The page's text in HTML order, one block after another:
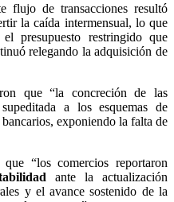
flujo de transacciones resultó
la caída intermensual, lo que
presupuesto restringido que
relegando la adquisición de
que “la concreción de las
a los esquemas de
exponiendo la falta de
“los comercios reportaron
ante la actualización
y el avance sostenido de la